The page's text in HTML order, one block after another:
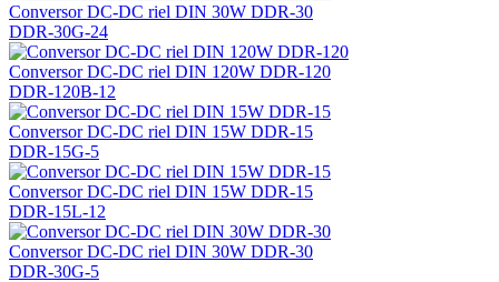
Conversor DC-DC riel DIN 30W DDR-30
DDR-30G-24
Conversor DC-DC riel DIN 120W DDR-120
DDR-120B-12
Conversor DC-DC riel DIN 15W DDR-15
DDR-15G-5
Conversor DC-DC riel DIN 15W DDR-15
DDR-15L-12
Conversor DC-DC riel DIN 30W DDR-30
DDR-30G-5